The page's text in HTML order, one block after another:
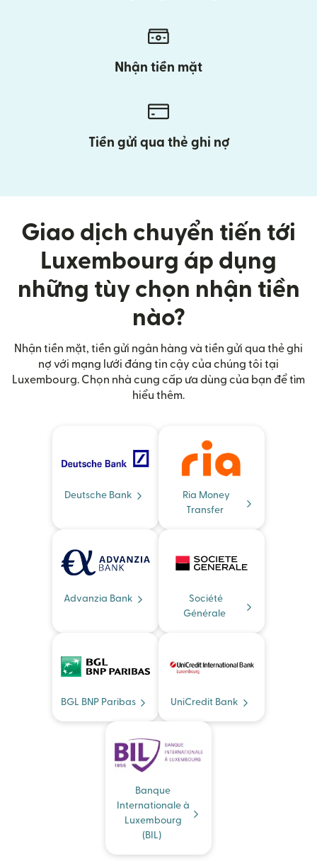
Nhận tiền mặt
Tiền gửi qua thẻ ghi nợ
Giao dịch chuyển tiến tới
Luxembourg áp dụng
những tùy chọn nhận tiền
nào?
Nhận tiền mặt, tiền gửi ngân hàng và tiền gửi qua thẻ ghi
nợ với mạng lưới đáng tin cậy của chúng tôi tại
Luxembourg. Chọn nhà cung cấp ưa dùng của bạn để tìm
hiểu thêm.
Deutsche Bank
Ria Money
Transfer
Advanzia Bank
Société
Générale
BGL BNP Paribas UniCredit Bank
Banque
Internationale à
Luxembourg
(BIL)